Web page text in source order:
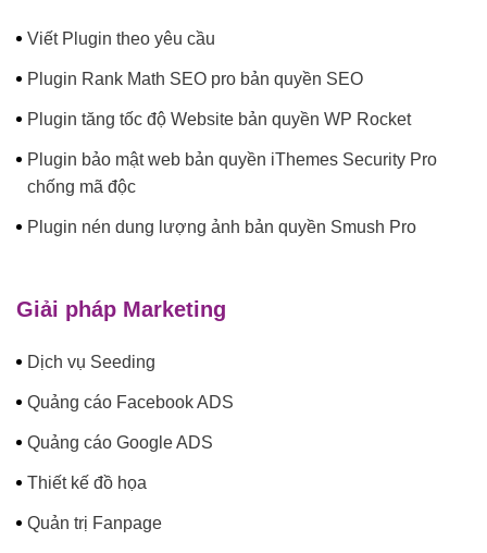
Viết Plugin theo yêu cầu
Plugin Rank Math SEO pro bản quyền SEO
Plugin tăng tốc độ Website bản quyền WP Rocket
Plugin bảo mật web bản quyền iThemes Security Pro
chống mã độc
Plugin nén dung lượng ảnh bản quyền Smush Pro
Giải pháp Marketing
Dịch vụ Seeding
Quảng cáo Facebook ADS
Quảng cáo Google ADS
Thiết kế đồ họa
Quản trị Fanpage